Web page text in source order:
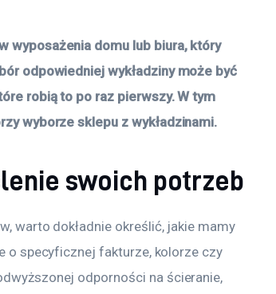
wyposażenia domu lub biura, który
odpowiedniej wykładziny może być
robią to po raz pierwszy. W tym
wyborze sklepu z wykładzinami.
swoich potrzeb
warto dokładnie określić, jakie mamy
o specyficznej fakturze, kolorze czy
odporności na ścieranie,